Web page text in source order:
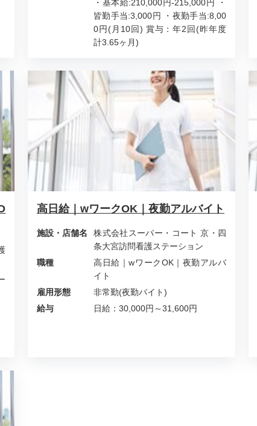
・基本給:210,000円-215,000円 ・
皆勤手当:3,000円 ・夜勤手当:8,00
0円(月10回) 賞与：年2回(昨年度
計3.65ヶ月)
高日給｜wワークOK｜夜勤アルバイト
施設・店舗名
株式会社スーパー・コート 京・四
条大宮訪問看護ステーション
職種
高日給｜wワークOK｜夜勤アルバ
イト
雇用形態
非常勤(夜勤バイト)
給与
日給：30,000円～31,600円